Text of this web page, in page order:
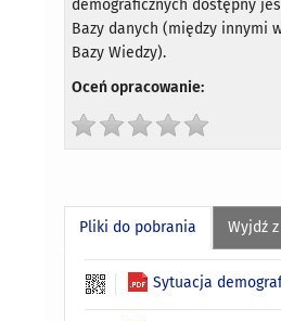
demograficznych dostępny
Bazy danych (między innymi
Bazy Wiedzy).
Oceń opracowanie:
Pliki do pobrania Wyjdź
Sytuacja